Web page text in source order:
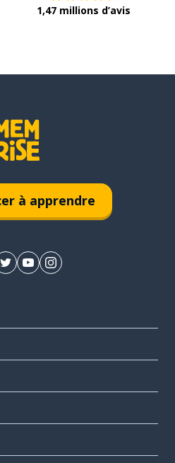
1,47 millions d’avis
à apprendre